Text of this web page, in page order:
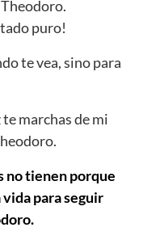
puro!
te vea, sino para
marchas de mi
no tienen porque
para seguir